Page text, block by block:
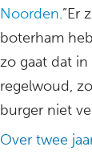
Noorden.”Er
boterham
zo gaat dat
regelwoud,
burger niet
Over twee